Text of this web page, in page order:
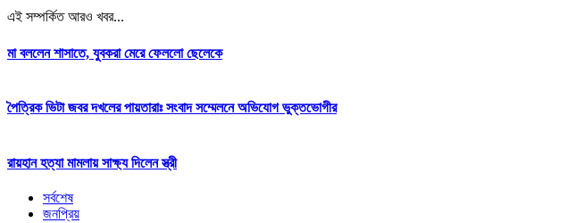
এই সম্পর্কিত আরও খবর...
মা বললেন শাসাতে, যুবকরা মেরে ফেললো ছেলেকে
পৈত্রিক ভিটা জবর দখলের পায়তারাঃ সংবাদ সম্মেলনে অভিযোগ ভুক্তভোগীর
রায়হান হত্যা মামলায় সাক্ষ্য দিলেন স্ত্রী
সর্বশেষ
জনপ্রিয়